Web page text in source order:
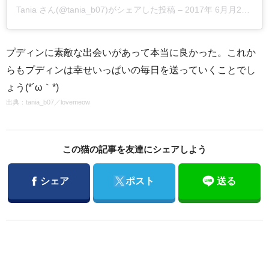
Tania さん(@tania_b07)がシェアした投稿 – 2017年 6月月26日午前7時46分PDT
プディンに素敵な出会いがあって本当に良かった。これか
らもプディンは幸せいっぱいの毎日を送っていくことでし
ょう(*´ω｀*)
出典： tania_b07 ／ lovemeow
この猫の記事を友達にシェアしよう
Facebook
シェア Twitter
ポスト 送る